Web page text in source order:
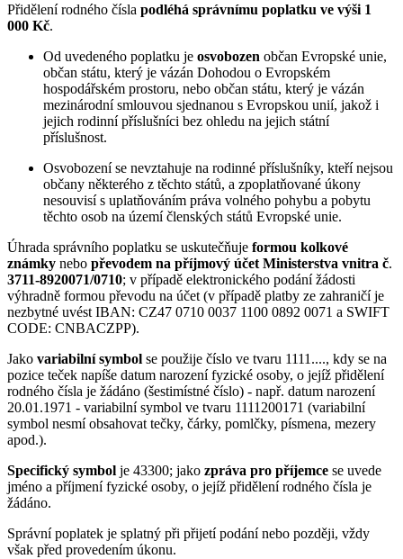
Přidělení rodného čísla podléhá správnímu poplatku ve výši 1
000 Kč.
Od uvedeného poplatku je osvobozen občan Evropské unie,
občan státu, který je vázán Dohodou o Evropském
hospodářském prostoru, nebo občan státu, který je vázán
mezinárodní smlouvou sjednanou s Evropskou unií, jakož i
jejich rodinní příslušníci bez ohledu na jejich státní
příslušnost.
Osvobození se nevztahuje na rodinné příslušníky, kteří nejsou
občany některého z těchto států, a zpoplatňované úkony
nesouvisí s uplatňováním práva volného pohybu a pobytu
těchto osob na území členských států Evropské unie.
Úhrada správního poplatku se uskutečňuje formou kolkové
známky nebo převodem na příjmový účet Ministerstva vnitra č.
3711-8920071/0710; v případě elektronického podání žádosti
výhradně formou převodu na účet (v případě platby ze zahraničí je
nezbytné uvést IBAN: CZ47 0710 0037 1100 0892 0071 a SWIFT
CODE: CNBACZPP).
Jako variabilní symbol se použije číslo ve tvaru 1111...., kdy se na
pozice teček napíše datum narození fyzické osoby, o jejíž přidělení
rodného čísla je žádáno (šestimístné číslo) - např. datum narození
20.01.1971 - variabilní symbol ve tvaru 1111200171 (variabilní
symbol nesmí obsahovat tečky, čárky, pomlčky, písmena, mezery
apod.).
Specifický symbol je 43300; jako zpráva pro příjemce se uvede
jméno a příjmení fyzické osoby, o jejíž přidělení rodného čísla je
žádáno.
Správní poplatek je splatný při přijetí podání nebo později, vždy
však před provedením úkonu.